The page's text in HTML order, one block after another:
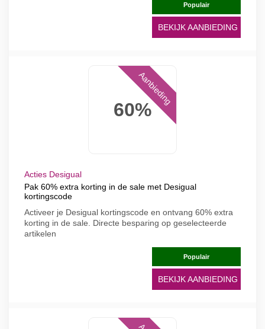
Populair
BEKIJK AANBIEDING
60%
Aanbieding
Acties Desigual
Pak 60% extra korting in de sale met Desigual
kortingscode
Activeer je Desigual kortingscode en ontvang 60% extra
korting in de sale. Directe besparing op geselecteerde
artikelen
Populair
BEKIJK AANBIEDING